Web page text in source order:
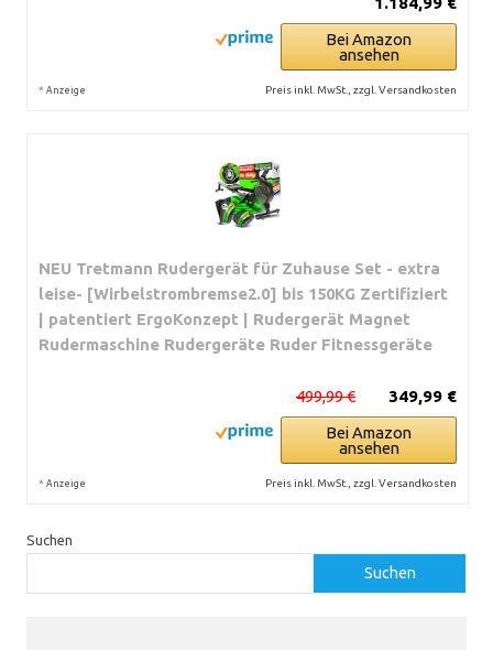
Bei Amazon
ansehen
* Anzeige Preis inkl. MwSt., zzgl. Versandkosten
NEU Tretmann Rudergerät für Zuhause Set - extra
leise- [Wirbelstrombremse2.0] bis 150KG Zertifiziert
| patentiert ErgoKonzept | Rudergerät Magnet
Rudermaschine Rudergeräte Ruder Fitnessgeräte
349,99 €
499,99 €
Bei Amazon
ansehen
* Anzeige Preis inkl. MwSt., zzgl. Versandkosten
Suchen
Suchen